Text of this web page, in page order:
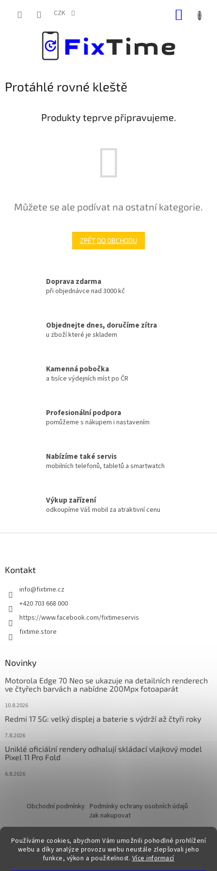
Používáme cookies, abychom Vám umožnili pohodlné prohlížení
webu a díky analýze provozu webu neustále zlepšovali jeho
funkce, výkon a použitelnost. Více informací
CZK
Protáhlé rovné kleště
Produkty teprve připravujeme.
Můžete se ale podívat na ostatní kategorie.
ZPĚT DO OBCHODU
Doprava zdarma
při objednávce nad 3000 kč
Objednejte dnes, doručíme zítra
u zboží které je skladem
Kamenná pobočka
a tisíce výdejních míst po ČR
Profesionální podpora
pomůžeme s nákupem i nastavením
Nabízíme také servis
mobilních telefonů, tabletů a smartwatch
Výkup zařízení
odkoupíme Váš mobil za atraktivní cenu
Kontakt
info@fixtime.cz
+420 703 668 000
https://www.facebook.com/fixtimeservis
fixtime.store
Novinky
Motorola Edge 70 Neo se ukazuje na detailních renderech
ve čtyřech barvách a nabídne 200Mpx fotoaparát
10.8.2026
Redmi 17 5G: velký displej a baterie s výdrží až čtyři roky
7.8.2026
Uniklé oficiální rendery odhalují skládací vlajkový model
Pixel 11 Pro Fold
6.8.2026
Obchodní podmínky Podmínky ochrany osobních údajů
Jak nakupovat
Vytvořil Shoptet